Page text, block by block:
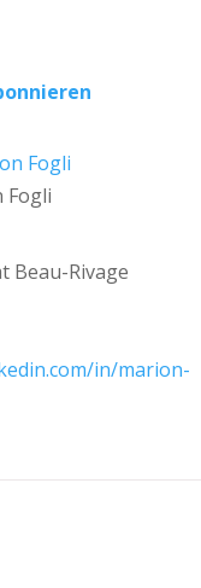
Fogli
Beau-Rivage
in/marion-